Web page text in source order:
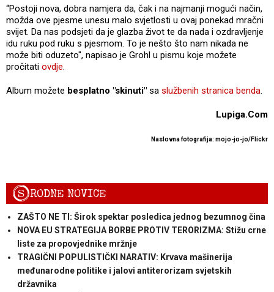
“Postoji nova, dobra namjera da, čak i na najmanji mogući način,
možda ove pjesme unesu malo svjetlosti u ovaj ponekad mračni
svijet. Da nas podsjeti da je glazba život te da nada i ozdravljenje
idu ruku pod ruku s pjesmom. To je nešto što nam nikada ne
može biti oduzeto", napisao je Grohl u pismu koje možete
pročitati ovdje.
Album možete besplatno "skinuti" sa službenih stranica benda.
Lupiga.Com
Naslovna fotografija: mojo-jo-jo/Flickr
SRODNE NOVICE
ZAŠTO NE TI: Širok spektar posledica jednog bezumnog čina
NOVA EU STRATEGIJA BORBE PROTIV TERORIZMA: Stižu crne
liste za propovjednike mržnje
TRAGIČNI POPULISTIČKI NARATIV: Krvava mašinerija
međunarodne politike i jalovi antiterorizam svjetskih
državnika